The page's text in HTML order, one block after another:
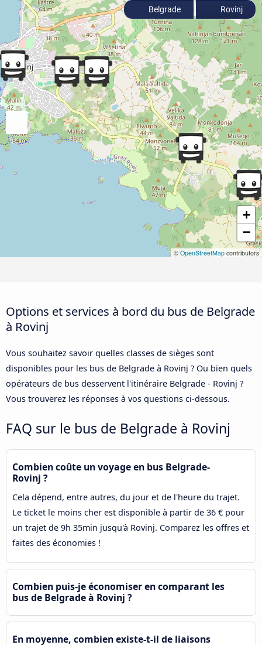
+
−
©OpenStreetMap contributors
Belgrade Rovinj
Options et services à bord du bus de Belgrade
à Rovinj
Vous souhaitez savoir quelles classes de sièges sont
disponibles pour les bus de Belgrade à Rovinj ? Ou bien quels
opérateurs de bus desservent l'itinéraire Belgrade - Rovinj ?
Vous trouverez les réponses à vos questions ci-dessous.
FAQ sur le bus de Belgrade à Rovinj
Combien coûte un voyage en bus Belgrade-
Rovinj ?
Cela dépend, entre autres, du jour et de l'heure du trajet.
Le ticket le moins cher est disponible à partir de 36 € pour
un trajet de 9h 35min jusqu'à Rovinj. Comparez les offres et
faites des économies !
Combien puis-je économiser en comparant les
bus de Belgrade à Rovinj ?
En moyenne, combien existe-t-il de liaisons